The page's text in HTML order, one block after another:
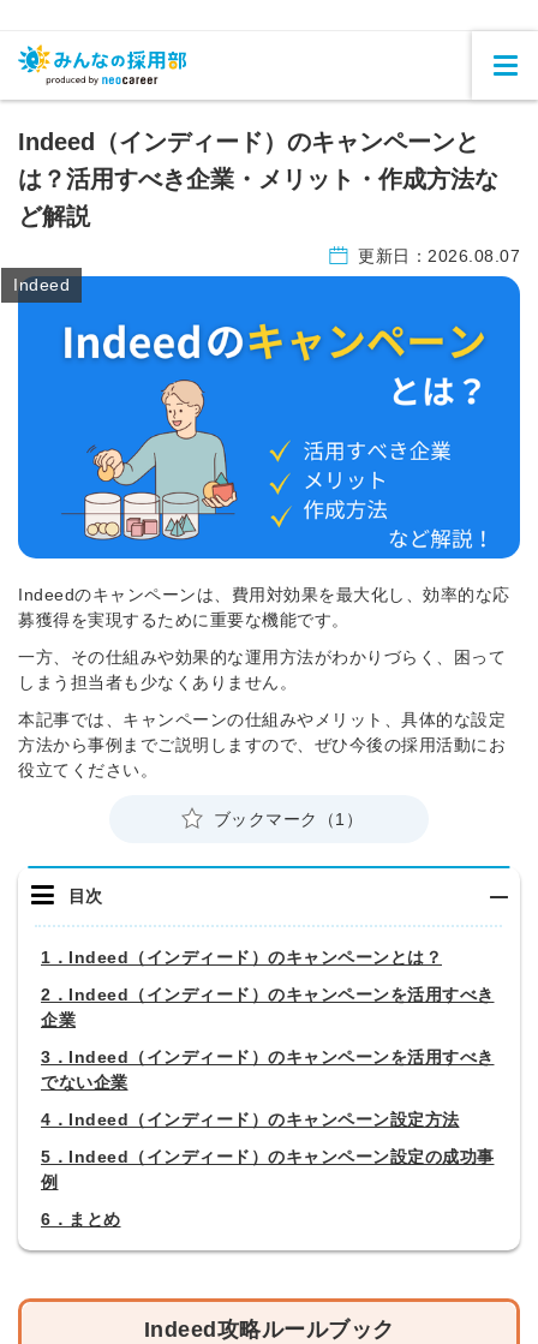
Indeed（インディード）のキャンペーンと
は？活用すべき企業・メリット・作成方法な
ど解説
更新日： 2026.08.07
Indeed
Indeedのキャンペーンは、費用対効果を最大化し、効率的な応
募獲得を実現するために重要な機能です。
一方、その仕組みや効果的な運用方法がわかりづらく、困って
しまう担当者も少なくありません。
本記事では、キャンペーンの仕組みやメリット、具体的な設定
方法から事例までご説明しますので、ぜひ今後の採用活動にお
役立てください。
ブックマーク（1）
目次
1．Indeed（インディード）のキャンペーンとは？
2．Indeed（インディード）のキャンペーンを活用すべき
企業
3．Indeed（インディード）のキャンペーンを活用すべき
でない企業
4．Indeed（インディード）のキャンペーン設定方法
5．Indeed（インディード）のキャンペーン設定の成功事
例
6．まとめ
Indeed攻略ルールブック